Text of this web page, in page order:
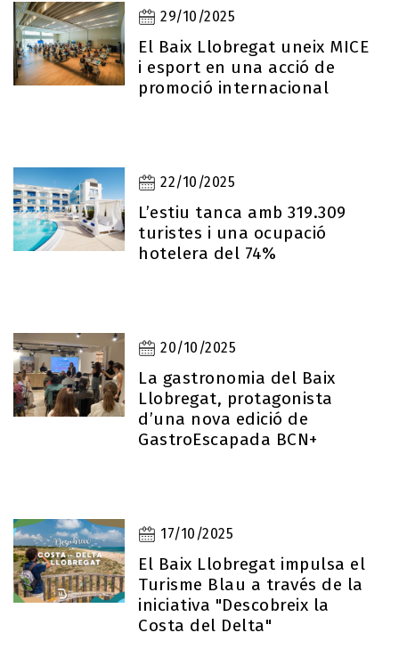
29/10/2025
El Baix Llobregat uneix MICE
i esport en una acció de
promoció internacional
22/10/2025
L’estiu tanca amb 319.309
turistes i una ocupació
hotelera del 74%
20/10/2025
La gastronomia del Baix
Llobregat, protagonista
d’una nova edició de
GastroEscapada BCN+
17/10/2025
El Baix Llobregat impulsa el
Turisme Blau a través de la
iniciativa "Descobreix la
Costa del Delta"